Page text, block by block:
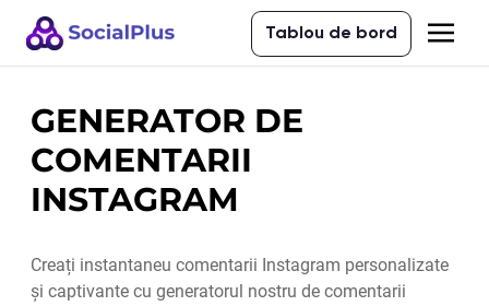
Tablou de bord
GENERATOR DE
COMENTARII
INSTAGRAM
Creați instantaneu comentarii Instagram personalizate
și captivante cu generatorul nostru de comentarii